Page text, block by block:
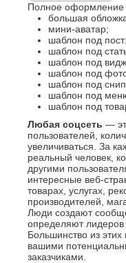
Полное оформление
большая
мини-аватар;
шаблон под пост;
шаблон под
шаблон под
шаблон под
шаблон под
шаблон под
шаблон под
Любая соцсеть —
пользователей,
увеличиваться. За
реальный человек,
другими
интересные веб-
товарах, услугах,
производителей,
Люди создают
определяют лидеров
Большинство из
вашими
заказчиками.